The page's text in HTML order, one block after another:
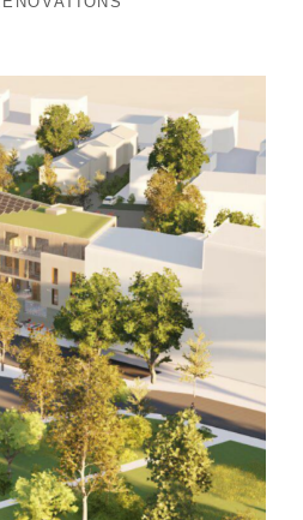
,logements collectifs,maisons